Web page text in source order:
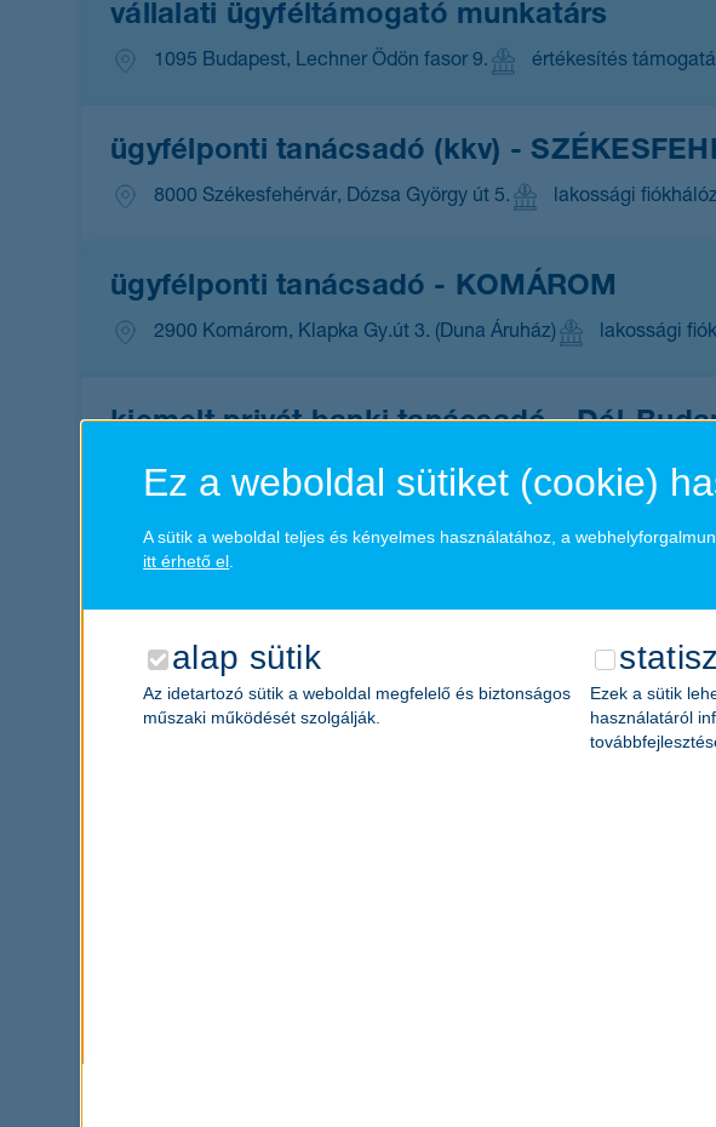
Ez a weboldal sütiket (cookie)
A sütik a weboldal teljes és kényelmes használatához, a
itt érhető el
alap sütik
Az idetartozó sütik a weboldal megfelelő és biztonságos
műszaki működését szolgálják.
Ezek a sütik
használatáról
vállalati ügyféltámogató munkatárs
1095 Budapest, Lechner Ödön fasor 9. értékesítés
ügyfélponti tanácsadó (kkv) -
8000 Székesfehérvár, Dózsa György út 5. lakossági
ügyfélponti tanácsadó - KOMÁROM
2900 Komárom, Klapka Gy.út 3. (Duna Áruház) lakossági
kiemelt privát banki tanácsadó - Dél-
1095 Budapest, Lechner Ödön fasor 9. privát bank
product manager - funds transfer
kapcsolattartó asszisztens - kkv
vállalati bankolás